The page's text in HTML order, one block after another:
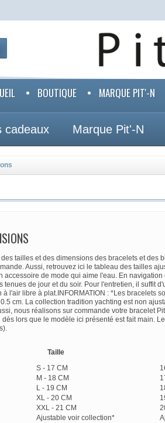
BOUTIQUE MARQUE PIT'-N
cadeaux Marque Pit'-N
tailles et des dimensions des bracelets et
Aussi, retrouvez ici le tableau des tailles
accessoire de mode qui aime l'eau. En
tenues de jour et du soir. Pour l'entretien, il suffit
l'air libre à plat.INFORMATION : *Les bracelets
cm. La collection tradition yachting est non
nous réalisons sur commande votre bracelet
lors que le modèle ici présenté est fait main.
Taille
S - 17 CM
M - 18 CM
L - 19 CM
XL - 20 CM
XXL - 21 CM
Ajustable voir collection*